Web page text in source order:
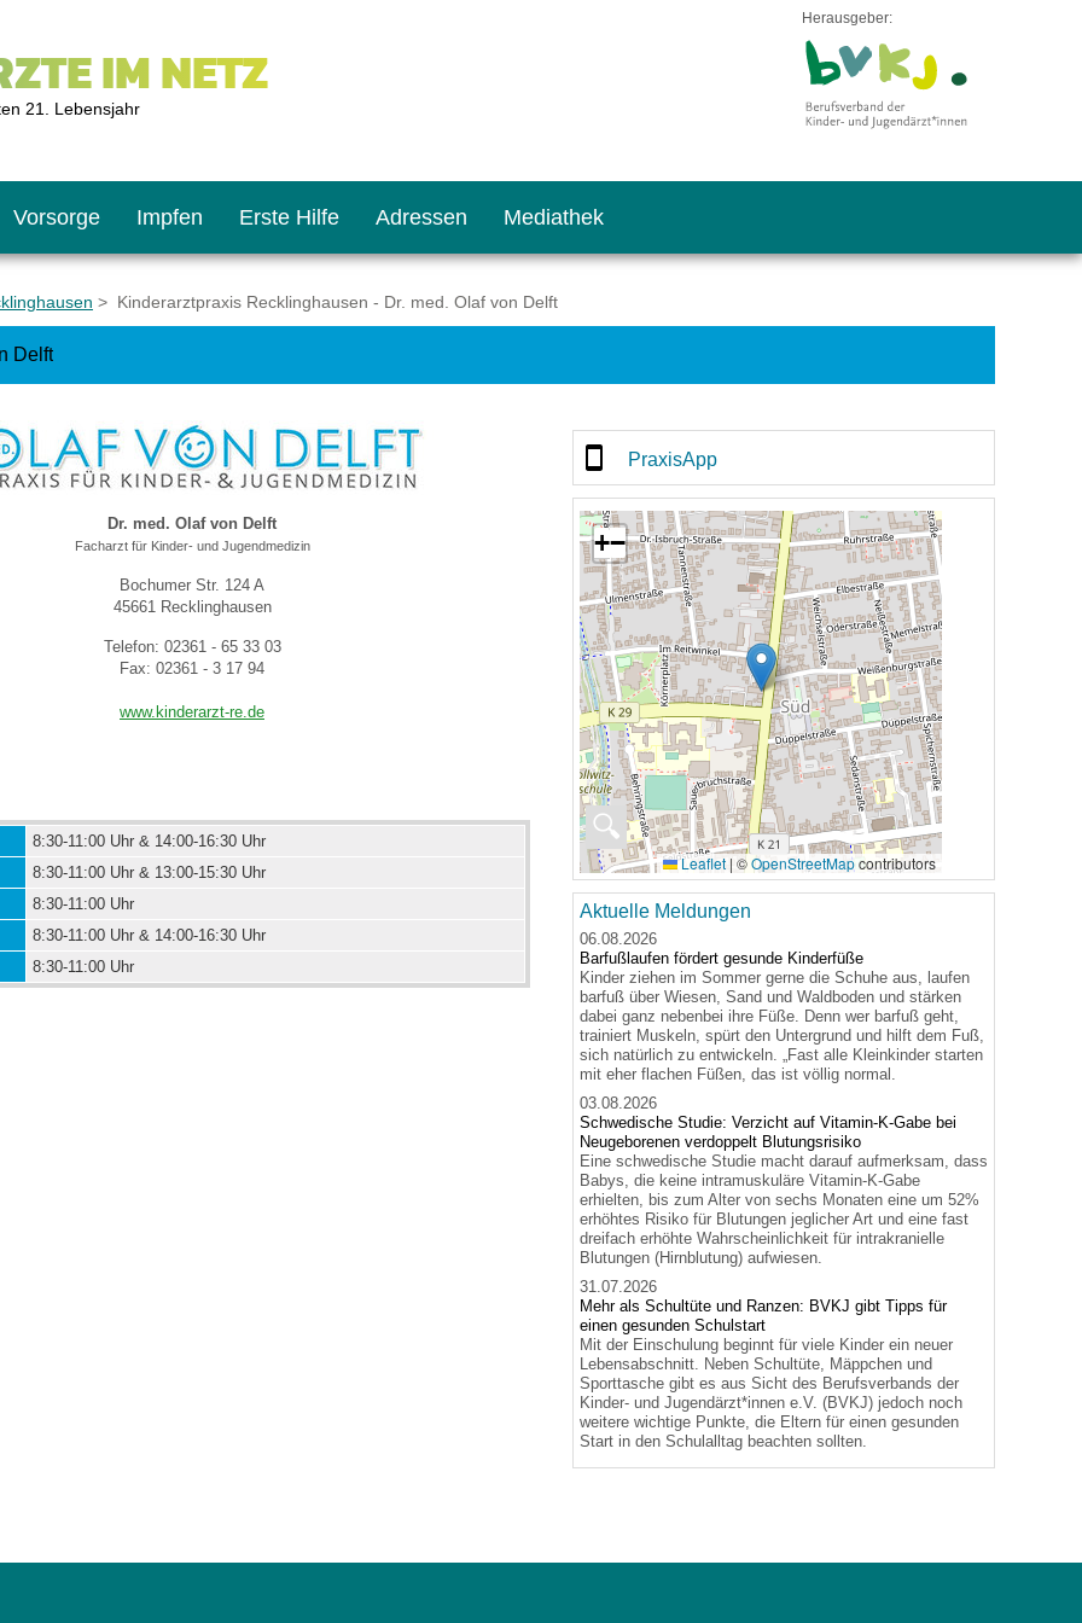
IM NETZ
21. Lebensjahr
Herausgeber:
Vorsorge Impfen Erste Hilfe Adressen Mediathek
Bildschirmmediengebrauch
> Kinderarztpraxis Recklinghausen - Dr. med. Olaf von Delft
Delft
Dr. med. Olaf von Delft
Facharzt für Kinder- und Jugendmedizin
Bochumer Str. 124 A
45661 Recklinghausen
Telefon: 02361 - 65 33 03
Fax: 02361 - 3 17 94
www.kinderarzt-re.de
8:30-11:00 Uhr & 14:00-16:30 Uhr
8:30-11:00 Uhr & 13:00-15:30 Uhr
8:30-11:00 Uhr
8:30-11:00 Uhr & 14:00-16:30 Uhr
8:30-11:00 Uhr
PraxisApp
🔍
+−
Leaflet | ©OpenStreetMapcontributors
Aktuelle Meldungen
06.08.2026
Barfußlaufen fördert gesunde Kinderfüße
Kinder ziehen im Sommer gerne die Schuhe aus, laufen
barfuß über Wiesen, Sand und Waldboden und stärken
dabei ganz nebenbei ihre Füße. Denn wer barfuß geht,
trainiert Muskeln, spürt den Untergrund und hilft dem Fuß,
sich natürlich zu entwickeln. „Fast alle Kleinkinder starten
mit eher flachen Füßen, das ist völlig normal.
03.08.2026
Schwedische Studie: Verzicht auf Vitamin-K-Gabe bei
Neugeborenen verdoppelt Blutungsrisiko
Eine schwedische Studie macht darauf aufmerksam, dass
Babys, die keine intramuskuläre Vitamin-K-Gabe
erhielten, bis zum Alter von sechs Monaten eine um 52%
erhöhtes Risiko für Blutungen jeglicher Art und eine fast
dreifach erhöhte Wahrscheinlichkeit für intrakranielle
Blutungen (Hirnblutung) aufwiesen.
31.07.2026
Mehr als Schultüte und Ranzen: BVKJ gibt Tipps für
einen gesunden Schulstart
Mit der Einschulung beginnt für viele Kinder ein neuer
Lebensabschnitt. Neben Schultüte, Mäppchen und
Sporttasche gibt es aus Sicht des Berufsverbands der
Kinder- und Jugendärzt*innen e.V. (BVKJ) jedoch noch
weitere wichtige Punkte, die Eltern für einen gesunden
Start in den Schulalltag beachten sollten.